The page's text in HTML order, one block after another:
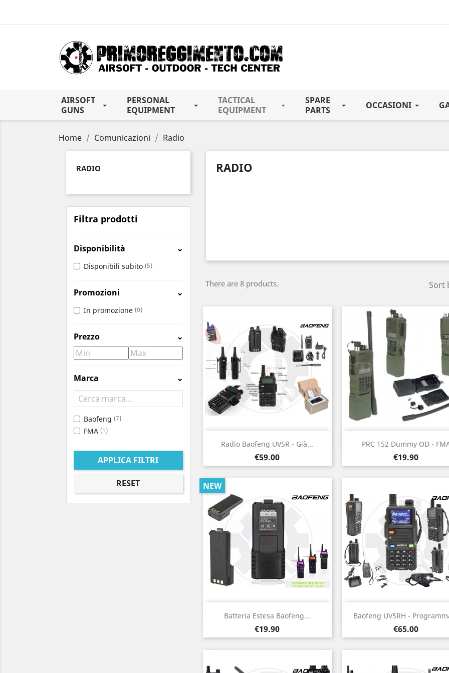
AIRSOFT
GUNS
PERSONAL
EQUIPMENT
TACTICAL
EQUIPMENT
SPARE
PARTS
OCCASIONI
Home Comunicazioni Radio
RADIO
Filtra prodotti
Disponibilità ⌄
Disponibili subito (5)
Promozioni ⌄
In promozione (0)
Prezzo ⌄
Marca ⌄
Baofeng (7)
FMA (1)
APPLICA FILTRI
RESET
RADIO
There are 8 products. Sort
Radio Baofeng UV5R - Già...
Price
€59.00
Quick view PRC 152 Dummy OD -
Price
€19.90
 Quick view
Batteria Estesa Baofeng...
Price
€19.90
NEW
 Quick view Baofeng UV5RH -
Price
€65.00
Quick view